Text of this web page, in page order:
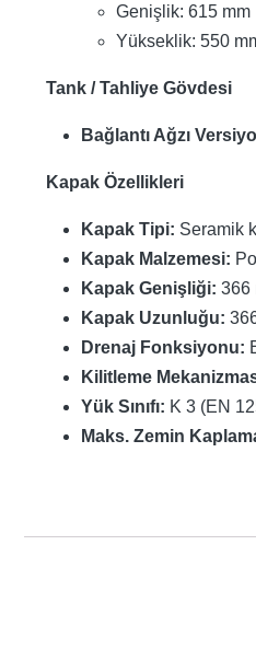
Genişlik: 615 mm
Yükseklik: 550
Tank / Tahliye Gövdesi
Bağlantı Ağzı
Kapak Özellikleri
Kapak Tipi: Seramik
Kapak Malzemesi:
Kapak Genişliği: 366
Kapak Uzunluğu:
Drenaj Fonksiyonu:
Kilitleme
Yük Sınıfı: K 3 (EN
Maks. Zemin